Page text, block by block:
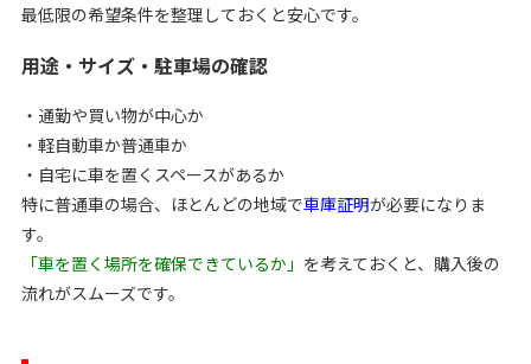
最低限の希望条件を整理しておくと安心です。
用途・サイズ・駐車場の確認
・通勤や買い物が中心か
・軽自動車か普通車か
・自宅に車を置くスペースがあるか
特に普通車の場合、ほとんどの地域で車庫証明が必要になりま
す。
「車を置く場所を確保できているか」 を考えておくと、購入後の
流れがスムーズです。